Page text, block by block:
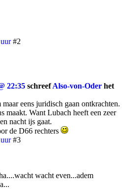
#2
22:35 schreefAlso-von-Oder het
eens juridisch gaan ontkrachten.
maakt. Want Lubach heeft een zeer
nacht ijs gaat.
de D66 rechters
#3
wacht even...adem